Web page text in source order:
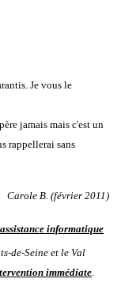
Je vous le
jamais mais c'est un
rappellerai sans
Carole B. (février 2011)
assistance informatique
de-Seineet le Val
immédiate.